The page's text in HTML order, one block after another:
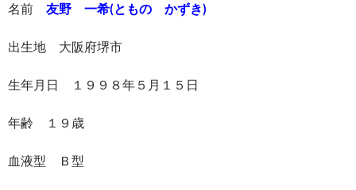
名前 友野 一希(ともの かずき)
出生地 大阪府堺市
生年月日 １９９８年５月１５日
年齢 １９歳
血液型 Ｂ型